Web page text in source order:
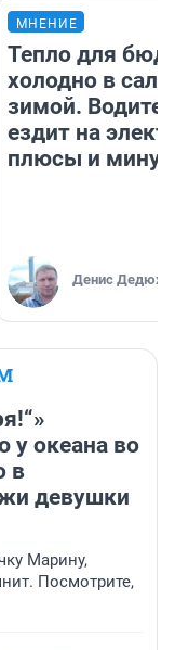
МНЕНИЕ
Тепло для
холодно в
зимой.
ездит на
плюсы и
Денис
у океана во
в
девушки
Марину,
Посмотрите,